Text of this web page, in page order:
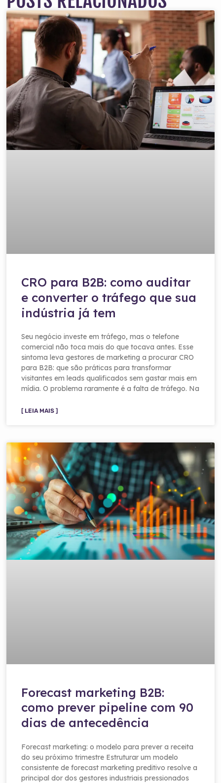
CRO para B2B: como auditar
e converter o tráfego que sua
indústria já tem
Seu negócio investe em tráfego, mas o telefone
comercial não toca mais do que tocava antes. Esse
sintoma leva gestores de marketing a procurar CRO
para B2B: que são práticas para transformar
visitantes em leads qualificados sem gastar mais em
mídia. O problema raramente é a falta de tráfego. Na
[ LEIA MAIS ]
Forecast marketing B2B:
como prever pipeline com 90
dias de antecedência
Forecast marketing: o modelo para prever a receita
do seu próximo trimestre Estruturar um modelo
consistente de forecast marketing preditivo resolve a
principal dor dos gestores industriais pressionados